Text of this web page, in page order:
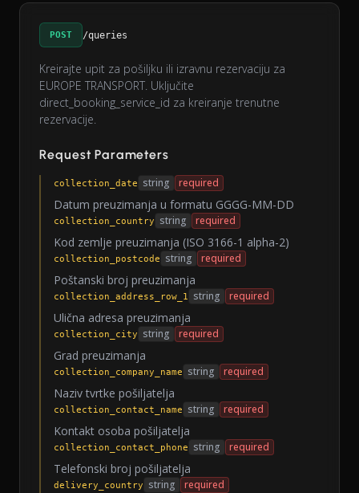
POST /queries
Kreirajte upit za pošiljku ili izravnu rezervaciju za
EUROPE TRANSPORT. Uključite
direct_booking_service_id za kreiranje trenutne
rezervacije.
Request Parameters
collection_date string required
Datum preuzimanja u formatu GGGG-MM-DD
collection_country string required
Kod zemlje preuzimanja (ISO 3166-1 alpha-2)
collection_postcode string required
Poštanski broj preuzimanja
collection_address_row_1 string required
Ulična adresa preuzimanja
collection_city string required
Grad preuzimanja
collection_company_name string required
Naziv tvrtke pošiljatelja
collection_contact_name string required
Kontakt osoba pošiljatelja
collection_contact_phone string required
Telefonski broj pošiljatelja
delivery_country string required